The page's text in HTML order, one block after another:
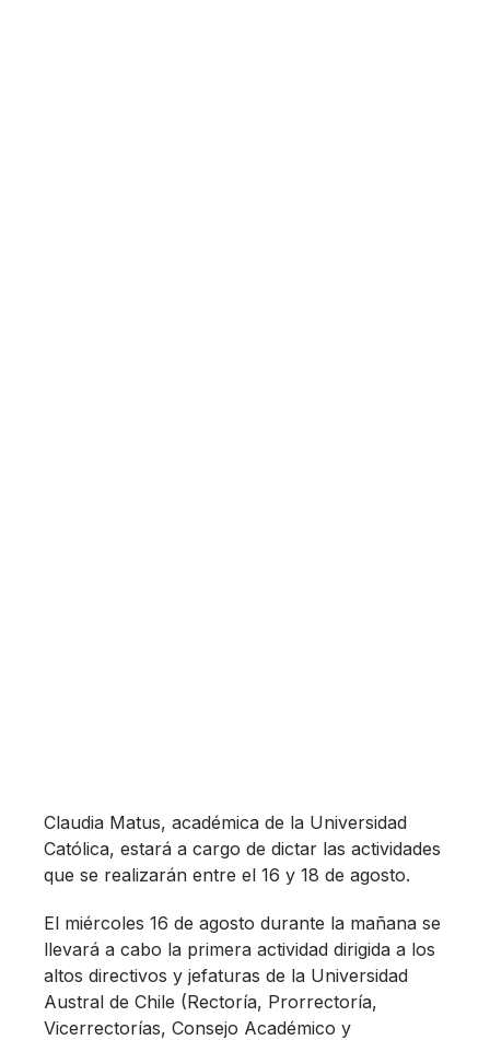
Claudia Matus, académica de la Universidad
Católica, estará a cargo de dictar las actividades
que se realizarán entre el 16 y 18 de agosto.
El miércoles 16 de agosto durante la mañana se
llevará a cabo la primera actividad dirigida a los
altos directivos y jefaturas de la Universidad
Austral de Chile (Rectoría, Prorrectoría,
Vicerrectorías, Consejo Académico y